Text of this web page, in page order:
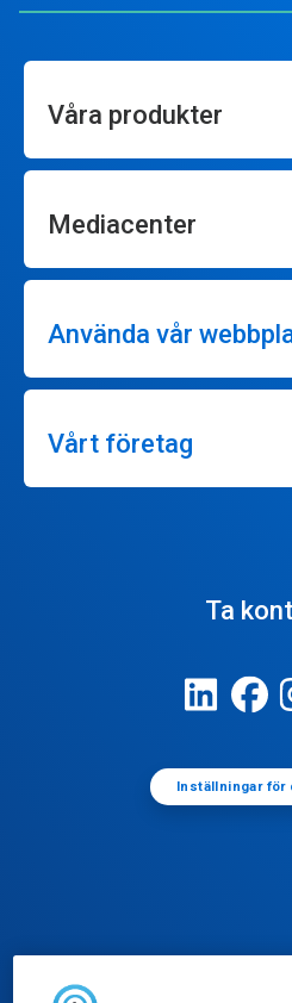
Våra produkter
Mediacenter
Använda vår
Vårt företag
Ta
Inställningar för